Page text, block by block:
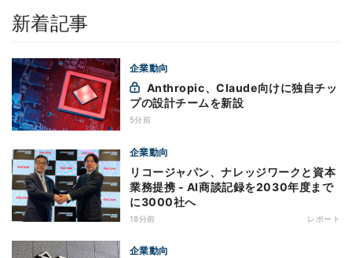
新着記事
企業動向
プの設計チームを新設
5分前
企業動向
リコージャパン、ナレッジワークと資本
業務提携 - AI商談記録を2030年度まで
に3000社へ
18分前 レポート
企業動向